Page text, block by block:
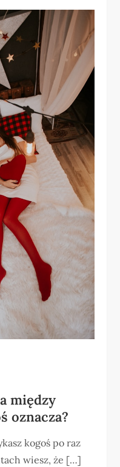
między
oznacza?
kogoś po raz
wiesz, że […]